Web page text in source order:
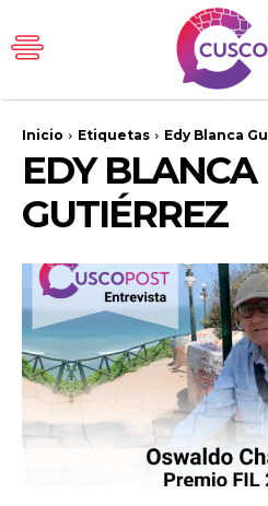
Inicio Etiquetas Edy Blanca
EDY BLANCA
GUTIÉRREZ